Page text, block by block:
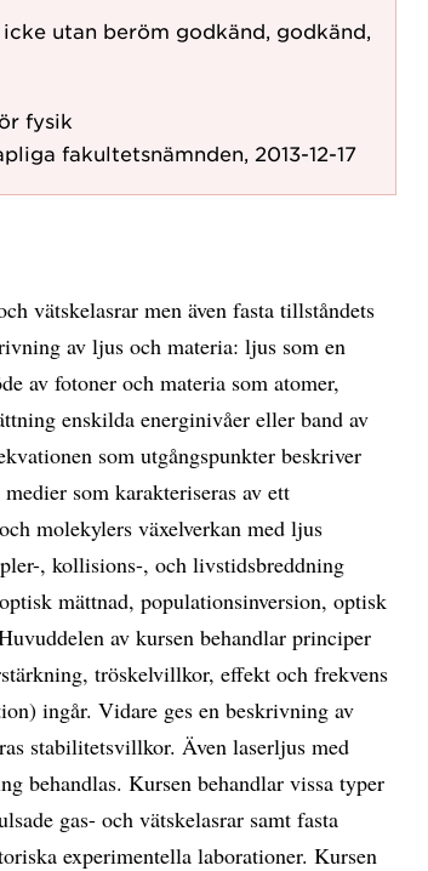
utan beröm godkänd, godkänd,
fysik
fakultetsnämnden, 2013-12-17
vätskelasrar men även fasta tillståndets
av ljus och materia: ljus som en
av fotoner och materia som atomer,
enskilda energinivåer eller band av
som utgångspunkter beskriver
som karakteriseras av ett
molekylers växelverkan med ljus
, kollisions-, och livstidsbreddning
mättnad, populationsinversion, optisk
av kursen behandlar principer
tröskelvillkor, effekt och frekvens
ingår. Vidare ges en beskrivning av
stabilitetsvillkor. Även laserljus med
behandlas. Kursen behandlar vissa typer
gas- och vätskelasrar samt fasta
experimentella laborationer. Kursen